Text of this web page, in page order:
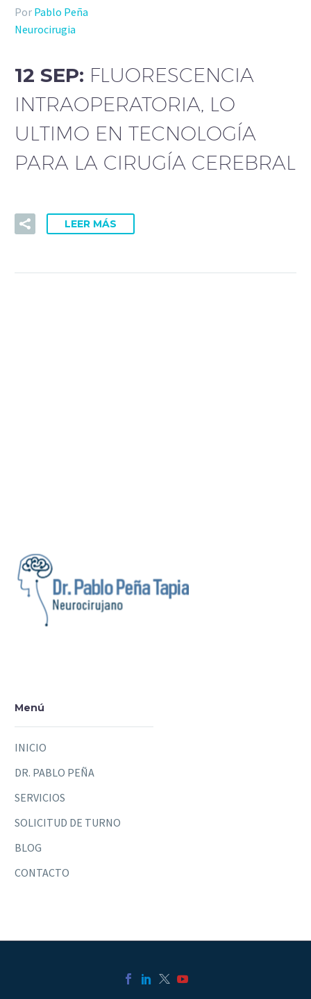
Por Pablo Peña
Neurocirugia
12 SEP: FLUORESCENCIA
INTRAOPERATORIA, LO
ULTIMO EN TECNOLOGÍA
PARA LA CIRUGÍA CEREBRAL
LEER MÁS
Menú
INICIO
DR. PABLO PEÑA
SERVICIOS
SOLICITUD DE TURNO
BLOG
CONTACTO